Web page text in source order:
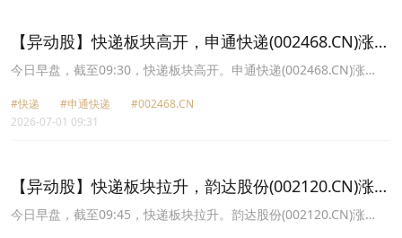
【异动股】快递板块高开，申通快递(002468.CN)涨
10.03%
今日早盘，截至09:30，快递板块高开。申通快递(002468.CN)涨
达股份(002120.CN)涨6.60%报6.78元，顺丰控股(002352.CN)涨
3.49%报32.35元。
#快递 #申通快递
#002468.CN
2026-07-01 09:31
【异动股】快递板块拉升，韵达股份(002120.CN)涨
10.01%
今日早盘，截至09:45，快递板块拉升。韵达股份(002120.CN)涨